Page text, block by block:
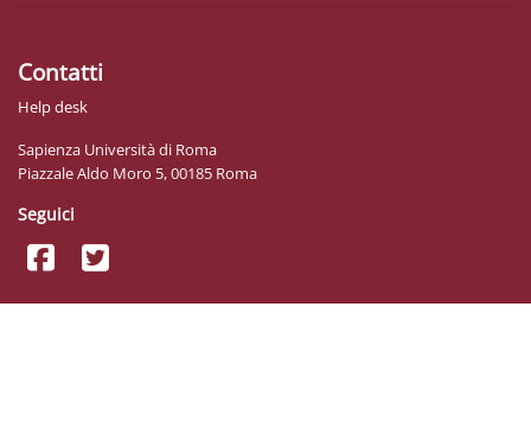
Contatti
Help desk
Sapienza Università di Roma
Piazzale Aldo Moro 5, 00185 Roma
Seguici